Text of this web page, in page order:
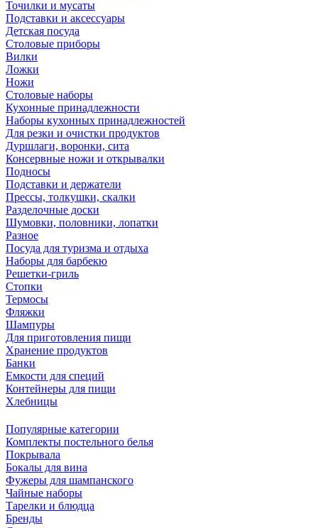
Точилки и мусаты
Подставки и аксессуары
Детская посуда
Столовые приборы
Вилки
Ложки
Ножи
Столовые наборы
Кухонные принадлежности
Наборы кухонных принадлежностей
Для резки и очистки продуктов
Дуршлаги, воронки, сита
Консервные ножи и открывалки
Подносы
Подставки и держатели
Прессы, толкушки, скалки
Разделочные доски
Шумовки, половники, лопатки
Разное
Посуда для туризма и отдыха
Наборы для барбекю
Решетки-гриль
Стопки
Термосы
Фляжки
Шампуры
Для приготовления пищи
Хранение продуктов
Банки
Емкости для специй
Контейнеры для пищи
Хлебницы
Популярные категории
Комплекты постельного белья
Покрывала
Бокалы для вина
Фужеры для шампанского
Чайные наборы
Тарелки и блюдца
Бренды